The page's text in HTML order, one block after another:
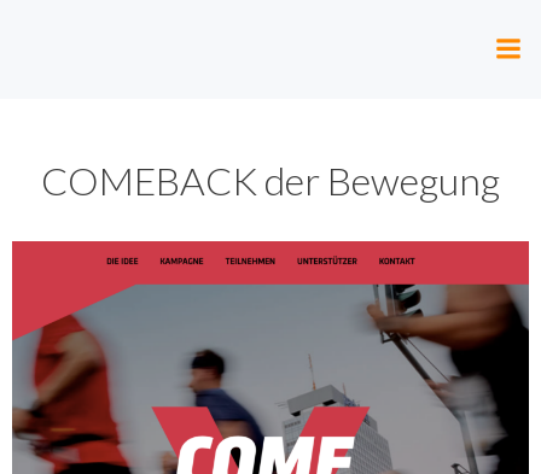
COMEBACK der Bewegung